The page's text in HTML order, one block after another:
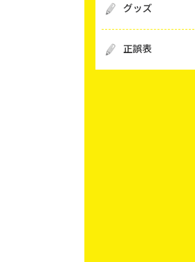
グッズ
正誤表